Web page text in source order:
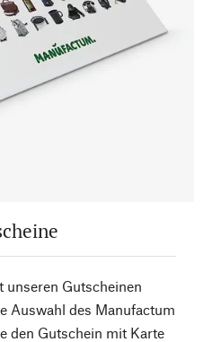
unseren Gutscheinen
Auswahl des Manufactum
den Gutschein mit Karte